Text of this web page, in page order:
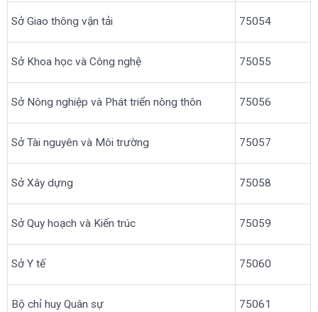
Sở Giao thông vận tải 75054
Sở Khoa học và Công nghệ 75055
Sở Nông nghiệp và Phát triển nông thôn 75056
Sở Tài nguyên và Môi trường 75057
Sở Xây dựng 75058
Sở Quy hoạch và Kiến trúc 75059
Sở Y tế 75060
Bộ chỉ huy Quân sự 75061